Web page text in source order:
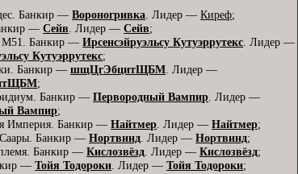
Банкир —Вороногривка. Лидер —Киреф;
—Сейв. Лидер —Сейв;
М51. Банкир —Ирсенсэйруэльсу Кутуэррутекс. Лидер —
Кутуэррутекс;
Банкир —шщЦгЭбцитЩБМ. Лидер —
;
Банкир —Первородный Вампир. Лидер —
Вампир;
Империя. Банкир —Найтмер. Лидер —Найтмер;
Саары. Банкир —Нортвинд. Лидер —Нортвинд;
племя. Банкир —Кислозвёзд. Лидер —Кислозвёзд;
—Тойя Тодороки. Лидер —Тойя Тодороки;